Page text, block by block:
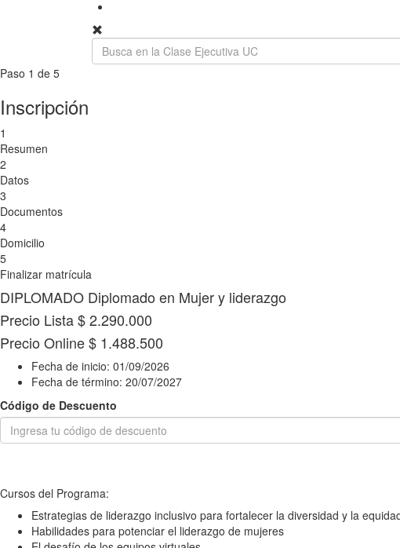
Paso 1 de 5
Inscripción
1
Resumen
2
Datos
3
Documentos
4
Domicilio
5
Finalizar matrícula
DIPLOMADO Diplomado en Mujer y liderazgo
Precio Lista$ 2.290.000
Precio Online$ 1.488.500
Fecha de inicio: 01/09/2026
Fecha de término: 20/07/2027
Código de Descuento
Cursos del Programa:
Estrategias de liderazgo inclusivo para fortalecer la diversidad y la
Habilidades para potenciar el liderazgo de mujeres